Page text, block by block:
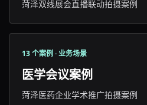
菏泽双线展会直播联动拍摄案例
13 个案例 · 业务场景
医学会议案例
菏泽医药企业学术推广拍摄案例